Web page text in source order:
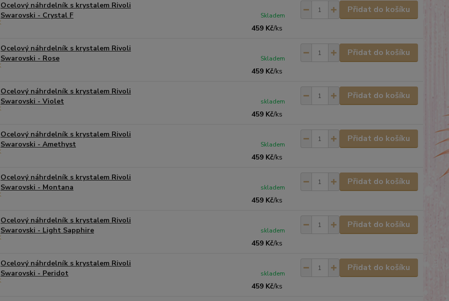
Ocelový náhrdelník s krystalem Rivoli
Swarovski - Crystal F
459 Kč/ks
Skladem
Přidat do košíku
Ocelový náhrdelník s krystalem Rivoli
Swarovski - Rose
459 Kč/ks
Skladem
Přidat do košíku
Ocelový náhrdelník s krystalem Rivoli
Swarovski - Violet
459 Kč/ks
skladem
Přidat do košíku
Ocelový náhrdelník s krystalem Rivoli
Swarovski - Amethyst
459 Kč/ks
Skladem
Přidat do košíku
Ocelový náhrdelník s krystalem Rivoli
Swarovski - Montana
459 Kč/ks
skladem
Přidat do košíku
Ocelový náhrdelník s krystalem Rivoli
Swarovski - Light Sapphire
459 Kč/ks
skladem
Přidat do košíku
Ocelový náhrdelník s krystalem Rivoli
Swarovski - Peridot
459 Kč/ks
skladem
Přidat do košíku